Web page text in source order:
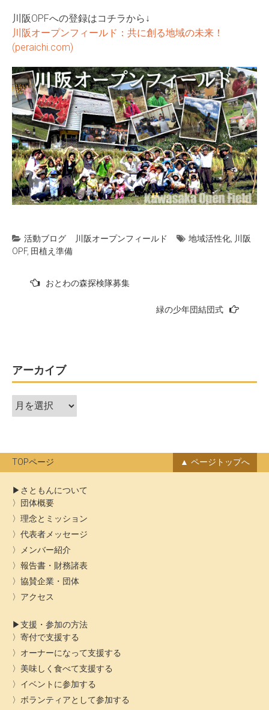
川阪OPFへの登録はコチラから↓
川阪オープンフィールド：共に創る地域の未来！
(peraichi.com)
活動ブログ 川阪オープンフィールド 地域活性化, 川阪
OPF, 田植え準備
ー
シ
ョ
おとわの森探検隊募集
緑の少年団結団式
アーカイブ
ア
ー
ブ
TOPページ ページトップへ
さともんについて
団体概要
理念とミッション
代表者メッセージ
メンバー紹介
報告書・財務諸表
協賛企業・団体
アクセス
支援・参加の方法
寄付で支援する
オーナーになって支援する
美味しく食べて支援する
イベントに参加する
ボランティアとして参加する